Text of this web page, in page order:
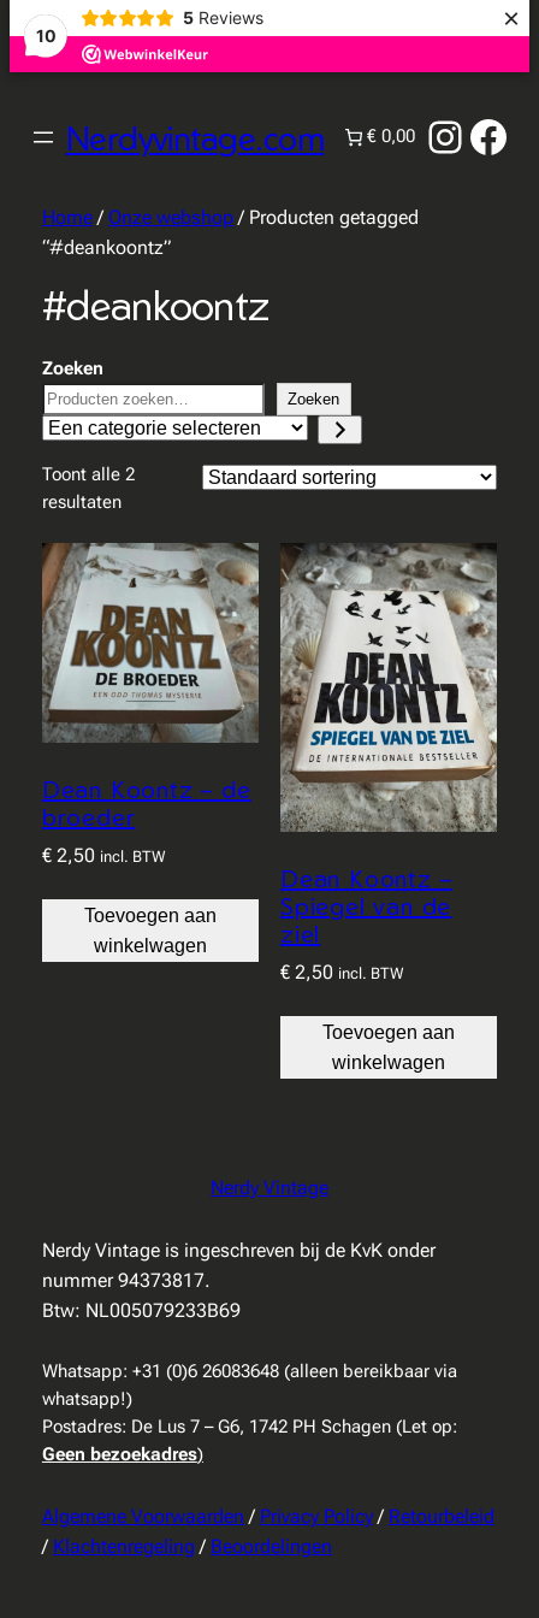
10
5 Reviews ×
Nerdyvintage.com € 0,00
Home/ Onze webshop/ Producten getagged
“#deankoontz”
#deankoontz
Zoeken
Zoeken
Een
selecteren
Toont alle 2
resultaten
Dean Koontz – de
broeder
€2,50 incl. BTW
Toevoegen aan
winkelwagen
Dean Koontz –
Spiegel van de
ziel
€ 2,50 incl. BTW
Toevoegen aan
winkelwagen
Nerdy Vintage
Nerdy Vintage is ingeschreven bij de KvK onder
nummer 94373817.
Btw: NL005079233B69
Whatsapp: +31 (0)6 26083648 (alleen bereikbaar via
whatsapp!)
Postadres: De Lus 7 – G6, 1742 PH Schagen (Let op:
Geen bezoekadres)
Algemene Voorwaarden / Privacy Policy/ Retourbeleid
/ Klachtenregeling / Beoordelingen